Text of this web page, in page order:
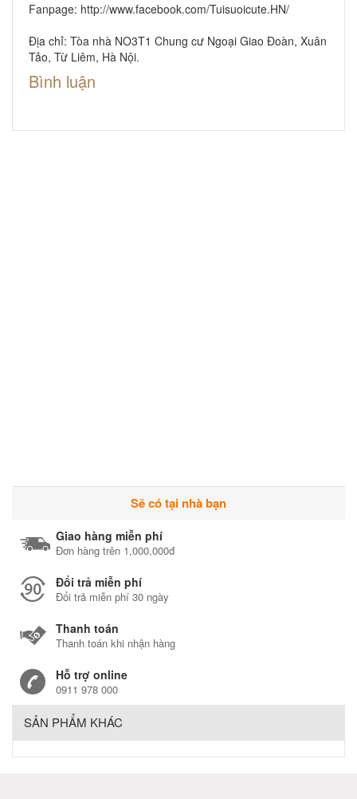
Fanpage: http://www.facebook.com/Tuisuoicute.HN/
Địa chỉ: Tòa nhà NO3T1 Chung cư Ngoại Giao Đoàn, Xuân
Tảo, Từ Liêm, Hà Nội.
Bình luận
Sẽ có tại nhà bạn
Giao hàng miễn phí
Đơn hàng trên 1,000,000đ
Đổi trả miễn phí
Đổi trả miễn phí 30 ngày
Thanh toán
Thanh toán khi nhận hàng
Hỗ trợ online
0911 978 000
SẢN PHẨM KHÁC